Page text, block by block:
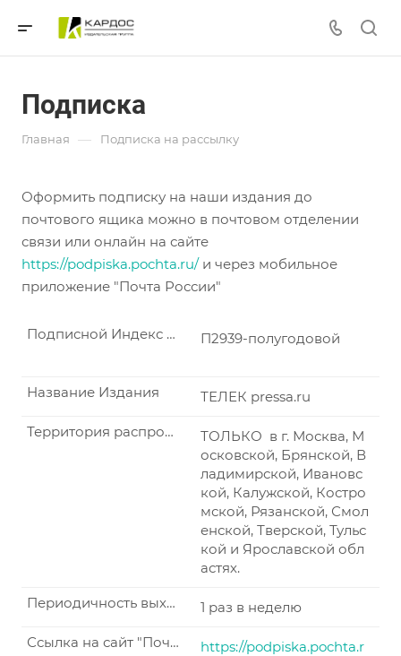
Подписка
Главная — Подписка на рассылку
Оформить подписку на наши издания до
почтового ящика можно в почтовом отделении
связи или онлайн на сайте
https://podpiska.pochta.ru/и через мобильное
приложение "Почта России"
П2939-полугодовой
Подписной Индекс по каталогу "Почта России"
ТЕЛЕК pressa.ru
Название Издания
ТОЛЬКО в г. Москва, М
осковской, Брянской, В
ладимирской, Ивановс
кой, Калужской, Костро
мской, Рязанской, Смол
енской, Тверской, Тульс
кой и Ярославской обл
астях.
Территория распространения по подписке
1 раз в неделю
Периодичность выхода
https://podpiska.pochta.r
Ссылка на сайт "Почта России"